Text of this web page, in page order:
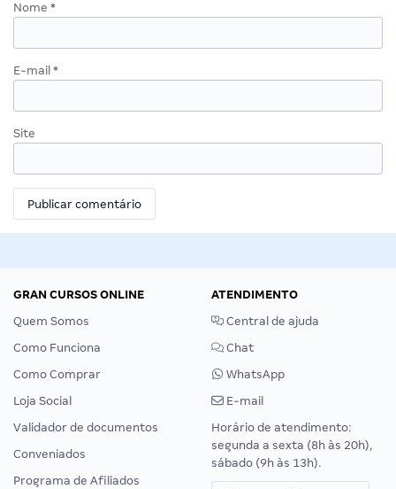
Nome *
E-mail *
Site
GRAN CURSOS ONLINE
Quem Somos
Como Funciona
Como Comprar
Loja Social
Validador de documentos
Conveniados
Programa de Afiliados
ATENDIMENTO
Central de ajuda
Chat
WhatsApp
E-mail
Horário de atendimento:
segunda a sexta (8h às 20h),
sábado (9h às 13h).